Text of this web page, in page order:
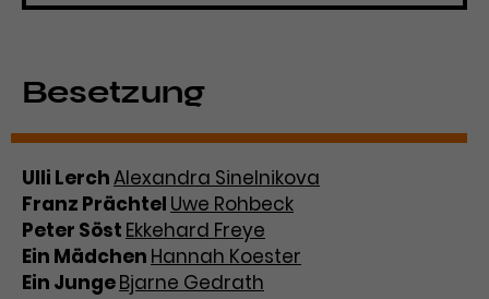
Zweck
misst die Wirksamkeit von
Besetzung
Ulli LerchAlexandra Sinelnikova
Franz Prächtel Uwe Rohbeck
Peter Söst Ekkehard Freye
Ein Mädchen Hannah Koester
Ein JungeBjarne Gedrath